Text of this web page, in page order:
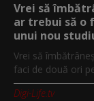
Vrei să
ar trebui să o
unui nou
Vrei să
faci de două ori
Digi-Life.tv